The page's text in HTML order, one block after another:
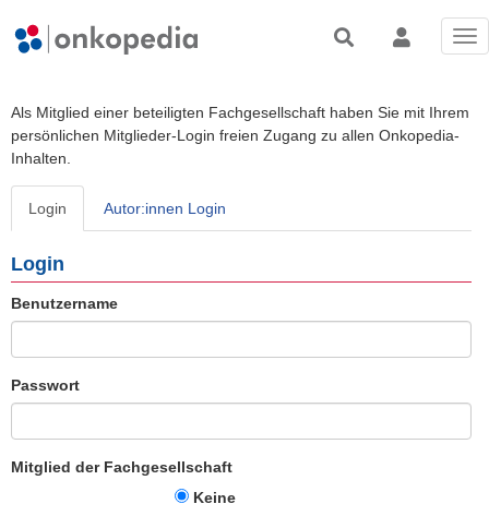
Als Mitglied einer beteiligten Fachgesellschaft haben Sie mit Ihrem
persönlichen Mitglieder-Login freien Zugang zu allen Onkopedia-
Inhalten.
Login Autor:innen Login
Login
Benutzername
Passwort
Mitglied der Fachgesellschaft
Keine